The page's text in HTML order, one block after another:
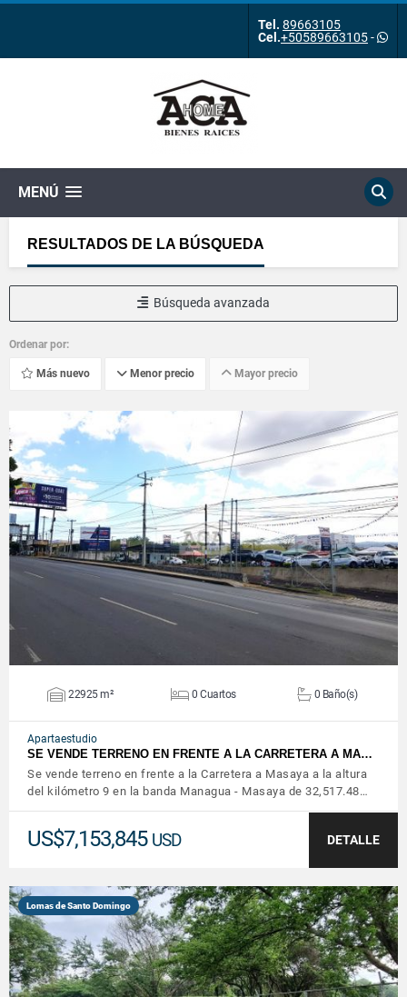
Tel. 89663105
Cel.+50589663105-
MENÚ
RESULTADOS DE LA BÚSQUEDA
Búsqueda avanzada
Ordenar por:
Más nuevo Menor precio Mayor precio
VER DETALLES
22925 m² 0 Cuartos 0 Baño(s)
Apartaestudio
SE VENDE TERRENO EN FRENTE A LA CARRETERA A MA…
Se vende terreno en frente a la Carretera a Masaya a la altura
del kilómetro 9 en la banda Managua - Masaya de 32,517.48…
US$7,153,845 USD DETALLE
Lomas de Santo Domingo